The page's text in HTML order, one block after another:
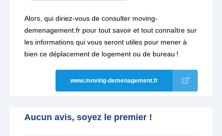
Alors, qui diriez-vous de consulter moving-
demenagement.fr pour tout savoir et tout connaître sur
les informations qui vous seront utiles pour mener à
bien ce déplacement de logement ou de bureau !
www.moving-demenagement.fr
Aucun avis, soyez le premier !